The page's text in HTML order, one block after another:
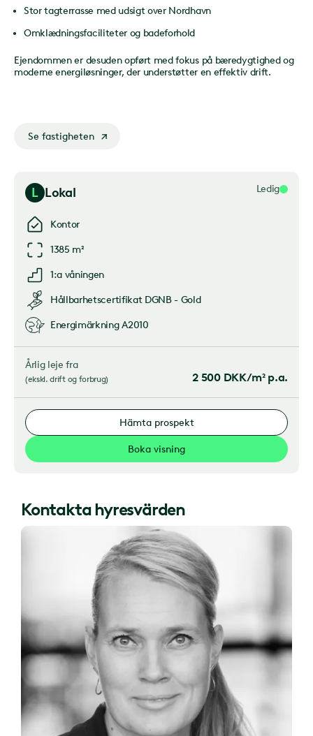
Stor tagterrasse med udsigt over Nordhavn
Omklædningsfaciliteter og badeforhold
Ejendommen er desuden opført med fokus på bæredygtighed og
moderne energiløsninger, der understøtter en effektiv drift.
Se fastigheten
L Lokal Ledig
Kontor
1385 m²
1:a våningen
Hållbarhetscertifikat DGNB - Gold
Energimärkning A2010
Årlig leje fra
(ekskl. drift og forbrug) 2 500 DKK/m² p.a.
Hämta prospekt
Boka visning
Kontakta hyresvärden